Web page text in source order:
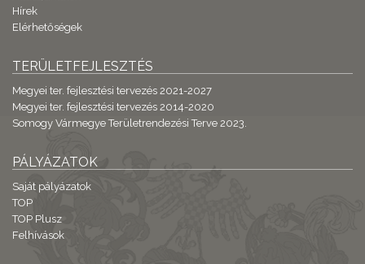
Hírek
Elérhetőségek
TERÜLETFEJLESZTÉS
Megyei ter. fejlesztési tervezés 2021-2027
Megyei ter. fejlesztési tervezés 2014-2020
Somogy Vármegye Területrendezési Terve 2023.
PÁLYÁZATOK
Saját pályázatok
TOP
TOP Plusz
Felhívások